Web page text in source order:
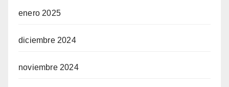
enero 2025
diciembre 2024
noviembre 2024